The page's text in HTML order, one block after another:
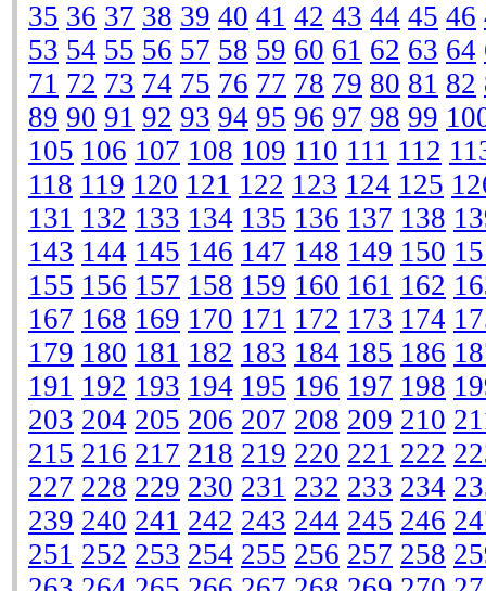
35 36 37 38 39 40 41 42 43 44 45 46
53 54 55 56 57 58 59 60 61 62 63 64
71 72 73 74 75 76 77 78 79 80 81 82
89 90 91 92 93 94 95 96 97 98 99
105 106 107 108 109 110 111 112
118 119 120 121 122 123 124 125
131 132 133 134 135 136 137 138
143 144 145 146 147 148 149 150
155 156 157 158 159 160 161 162
167 168 169 170 171 172 173 174
179 180 181 182 183 184 185 186
191 192 193 194 195 196 197 198
203 204 205 206 207 208 209 210
215 216 217 218 219 220 221 222
227 228 229 230 231 232 233 234
239 240 241 242 243 244 245 246
251 252 253 254 255 256 257 258